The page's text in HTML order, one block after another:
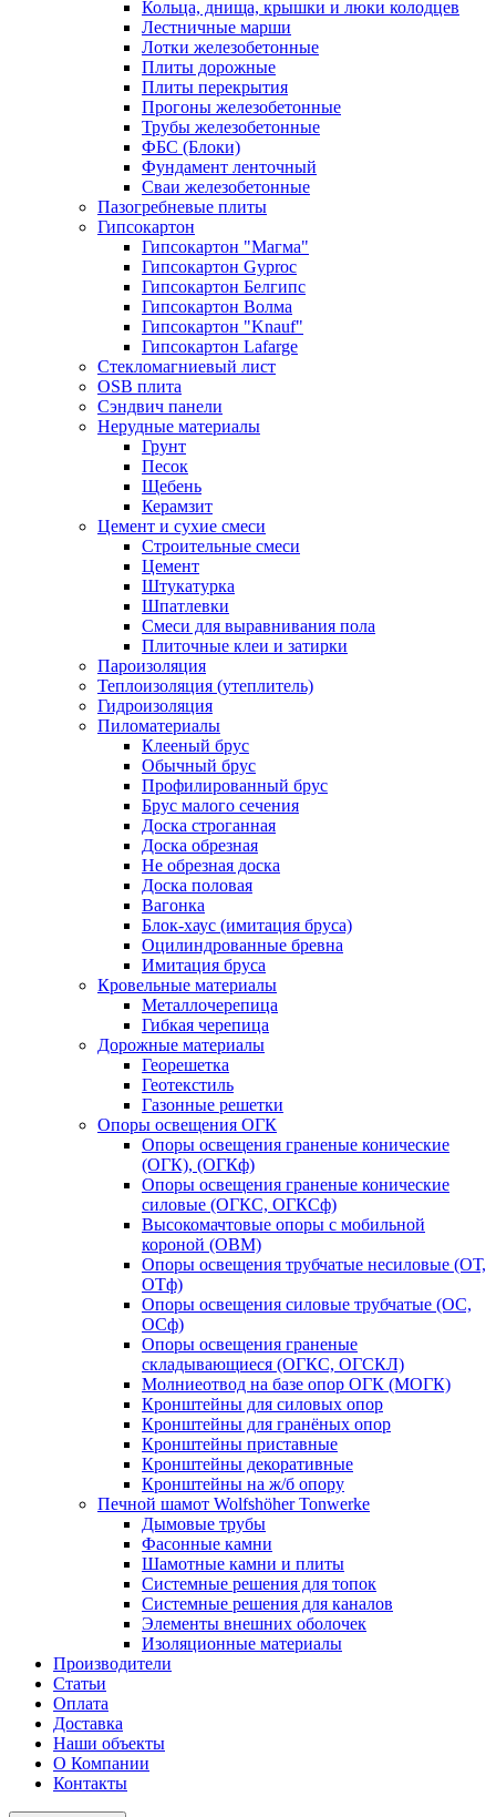
Кольца, днища, крышки и люки колодцев
Лестничные марши
Лотки железобетонные
Плиты дорожные
Плиты перекрытия
Прогоны железобетонные
Трубы железобетонные
ФБС (Блоки)
Фундамент ленточный
Сваи железобетонные
Пазогребневые плиты
Гипсокартон
Гипсокартон "Магма"
Гипсокартон Gyproc
Гипсокартон Белгипс
Гипсокартон Волма
Гипсокартон "Knauf"
Гипсокартон Lafarge
Стекломагниевый лист
OSB плита
Сэндвич панели
Нерудные материалы
Грунт
Песок
Щебень
Керамзит
Цемент и сухие смеси
Строительные смеси
Цемент
Штукатурка
Шпатлевки
Смеси для выравнивания пола
Плиточные клеи и затирки
Пароизоляция
Теплоизоляция (утеплитель)
Гидроизоляция
Пиломатериалы
Клееный брус
Обычный брус
Профилированный брус
Брус малого сечения
Доска строганная
Доска обрезная
Не обрезная доска
Доска половая
Вагонка
Блок-хаус (имитация бруса)
Оцилиндрованные бревна
Имитация бруса
Кровельные материалы
Металлочерепица
Гибкая черепица
Дорожные материалы
Георешетка
Геотекстиль
Газонные решетки
Опоры освещения ОГК
Опоры освещения граненые конические
(ОГК), (ОГКф)
Опоры освещения граненые конические
силовые (ОГКС, ОГКСф)
Высокомачтовые опоры с мобильной
короной (ОВМ)
Опоры освещения трубчатые несиловые (ОТ,
ОТф)
Опоры освещения силовые трубчатые (ОС,
ОСф)
Опоры освещения граненые
складывающиеся (ОГКС, ОГСКЛ)
Молниеотвод на базе опор ОГК (МОГК)
Кронштейны для силовых опор
Кронштейны для гранёных опор
Кронштейны приставные
Кронштейны декоративные
Кронштейны на ж/б опору
Печной шамот Wolfshöher Tonwerke
Дымовые трубы
Фасонные камни
Шамотные камни и плиты
Системные решения для топок
Системные решения для каналов
Элементы внешних оболочек
Изоляционные материалы
Производители
Статьи
Оплата
Доставка
Наши объекты
О Компании
Контакты